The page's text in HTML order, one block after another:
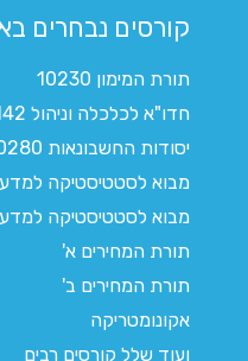
קורסים נבחרים
תורת המימון 10230
חדו"א לכלכלה וניהול 10142
יסודות החשבונאות 10280
מבוא לסטטיסטיקה
מבוא לסטטיסטיקה
תורת המחירים א'
תורת המחירים ב'
אקונומטריקה
ועוד שלל קורסים רבים